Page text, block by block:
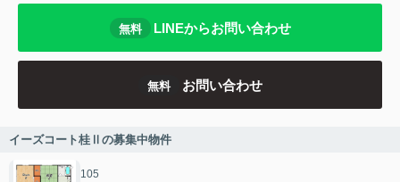
無料 LINEからお問い合わせ
無料 お問い合わせ
イーズコート桂Ⅱの募集中物件
105